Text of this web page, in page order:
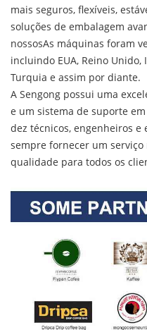
mais seguros, flexíveis,
soluções de embalagem
nossosAs máquinas foram
incluindo EUA, Reino Unido,
Turquia e assim por diante.
A Sengong possui uma
e um sistema de suporte
dez técnicos, engenheiros e
sempre fornecer um
qualidade para todos os